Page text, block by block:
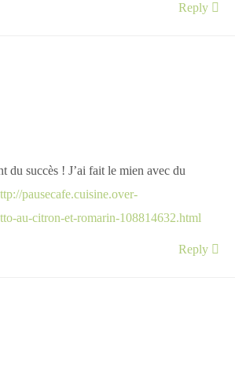
Reply
du succès ! J’ai fait le mien avec du
pausecafe.cuisine.over-
au-citron-et-romarin-108814632.html
Reply